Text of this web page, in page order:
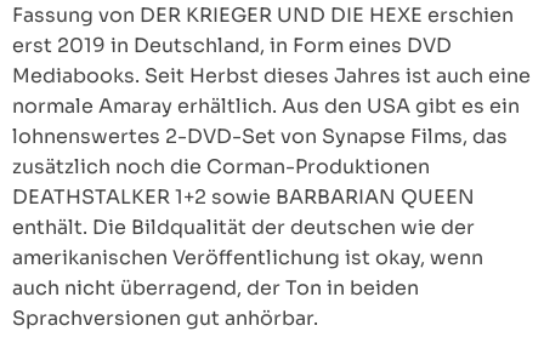
Fassung von DER KRIEGER UND DIE HEXE erschien
erst 2019 in Deutschland, in Form eines DVD
Mediabooks. Seit Herbst dieses Jahres ist auch eine
normale Amaray erhältlich. Aus den USA gibt es ein
lohnenswertes 2-DVD-Set von Synapse Films, das
zusätzlich noch die Corman-Produktionen
DEATHSTALKER 1+2 sowie BARBARIAN QUEEN
enthält. Die Bildqualität der deutschen wie der
amerikanischen Veröffentlichung ist okay, wenn
auch nicht überragend, der Ton in beiden
Sprachversionen gut anhörbar.